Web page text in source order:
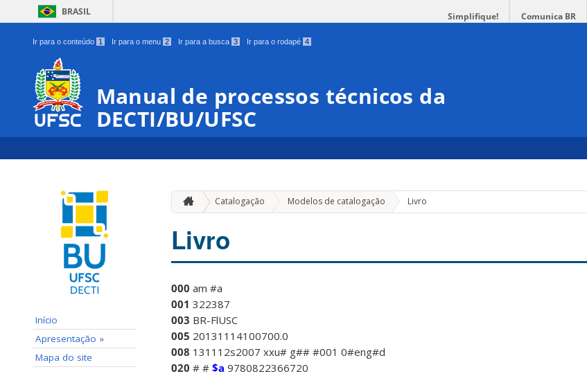
BRASIL Simplifique! Comunica BR
Ir para o conteúdo 1 Ir para o menu 2 Ir para a busca 3 Ir para o rodapé 4
Manual de processos técnicos da
DECTI/BU/UFSC
Início
Apresentação »
Mapa do site
Catalogação Modelos de catalogação Livro
Livro
000 am #a
001 322387
003 BR-FlUSC
005 20131114100700.0
008 131112s2007 xxu# g## #001 0#eng#d
020 # # $a 9780822366720